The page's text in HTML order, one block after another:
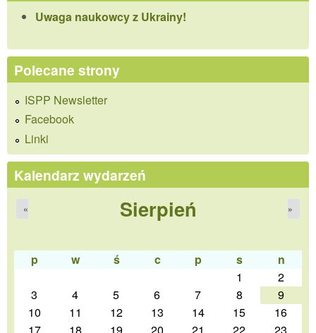
Uwaga naukowcy z Ukrainy!
Polecane strony
ISPP Newsletter
Facebook
Linki
Kalendarz wydarzeń
Sierpień
« »
p w ś c p s
n
1
2
3
4 5 6 7 8
9
10
11 12 13 14 15
16
17
18 19 20 21 22 23